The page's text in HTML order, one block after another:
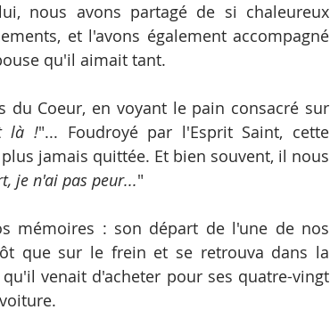
nous avons partagé de si chaleureux
et l'avons également accompagné
qu'il aimait tant.
du Coeur, en voyant le pain consacré sur
là !"... Foudroyé par l'Esprit Saint, cette
jamais quittée. Et bien souvent, il nous
je n'ai pas peur..."
mémoires : son départ de l'une de nos
que sur le frein et se retrouva dans la
venait d'acheter pour ses quatre-vingt